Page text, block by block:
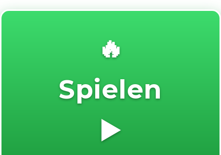
🔥
Spielen
▶️